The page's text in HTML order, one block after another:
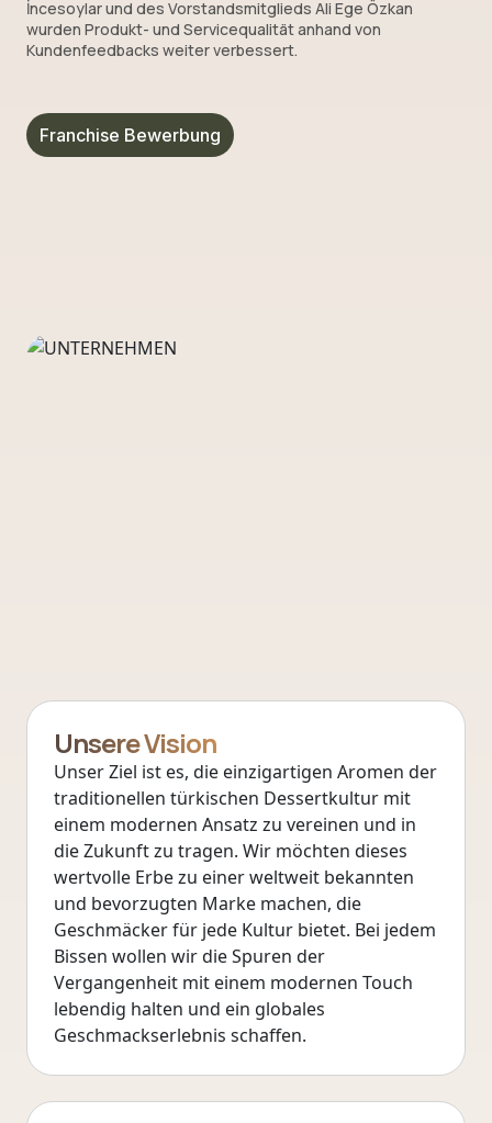
İncesoylar und des Vorstandsmitglieds Ali Ege Özkan
wurden Produkt- und Servicequalität anhand von
Kundenfeedbacks weiter verbessert.
Franchise Bewerbung
Unsere Vision
Unser Ziel ist es, die einzigartigen Aromen der
traditionellen türkischen Dessertkultur mit
einem modernen Ansatz zu vereinen und in
die Zukunft zu tragen. Wir möchten dieses
wertvolle Erbe zu einer weltweit bekannten
und bevorzugten Marke machen, die
Geschmäcker für jede Kultur bietet. Bei jedem
Bissen wollen wir die Spuren der
Vergangenheit mit einem modernen Touch
lebendig halten und ein globales
Geschmackserlebnis schaffen.